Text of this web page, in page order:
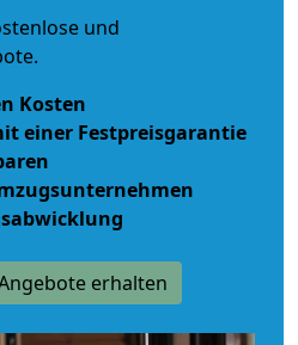
und
Kosten
einer Festpreisgarantie
erhalten